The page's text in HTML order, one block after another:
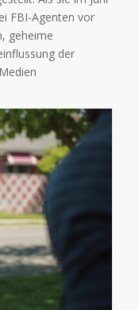
FBI-Agenten vor
geheime
der